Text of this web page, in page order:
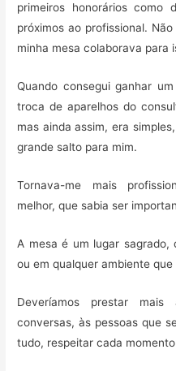
primeiros honorários como
próximos ao profissional.
minha mesa colaborava para
Quando consegui ganhar
troca de aparelhos do
mas ainda assim, era
grande salto para mim.
Tornava-me mais
melhor, que sabia ser
A mesa é um lugar
ou em qualquer ambiente que
Deveríamos prestar
conversas, às pessoas que
tudo, respeitar cada